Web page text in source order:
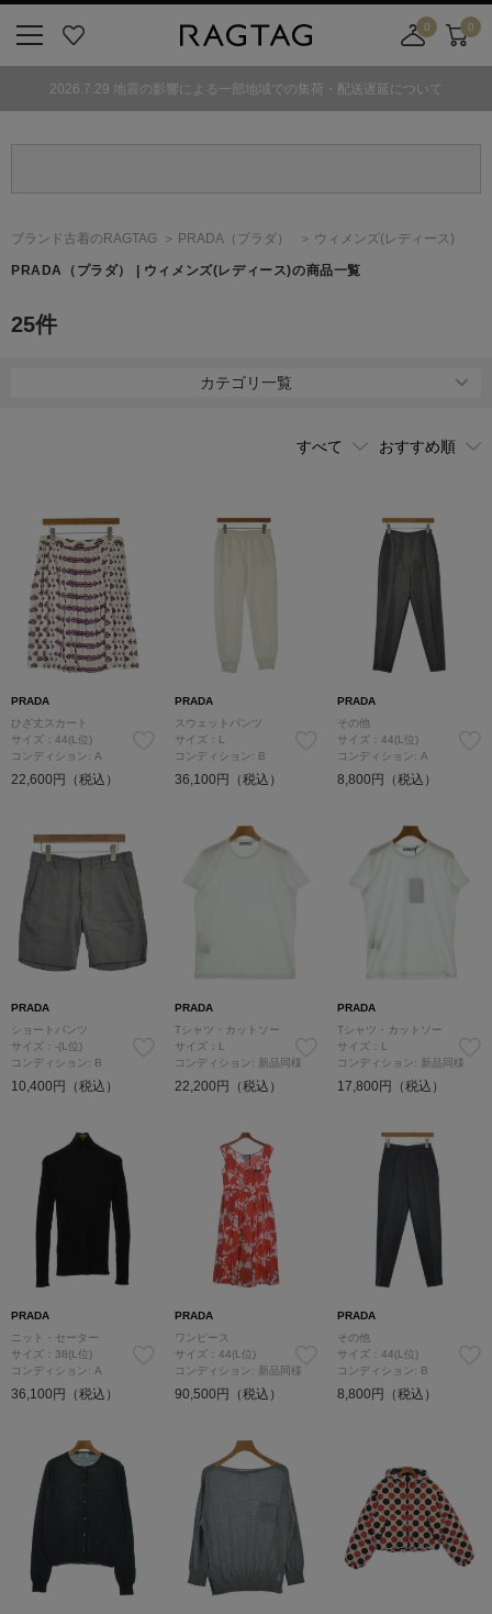
気
0
舗
カ
ト
0
2026.7.29 地震の影響による一部地域での集荷・配送遅延について
ブランド古着のRAGTAG PRADA （プラダ） ウィメンズ(レディース)
PRADA （プラダ） | ウィメンズ(レディース)の商品一覧
25件
カテゴリ一覧
PRADA
ひざ丈スカート
サイズ：44(L位)
コンディション: A
22,600円（税込）
PRADA
スウェットパンツ
サイズ：L
コンディション: B
36,100円（税込）
PRADA
その他
サイズ：44(L位)
コンディション: A
8,800円（税込）
PRADA
ショートパンツ
サイズ：-(L位)
コンディション: B
10,400円（税込）
PRADA
Tシャツ・カットソー
サイズ：L
コンディション: 新品同様
22,200円（税込）
PRADA
Tシャツ・カットソー
サイズ：L
コンディション: 新品同様
17,800円（税込）
PRADA
ニット・セーター
サイズ：38(L位)
コンディション: A
36,100円（税込）
PRADA
ワンピース
サイズ：44(L位)
コンディション: 新品同様
90,500円（税込）
PRADA
その他
サイズ：44(L位)
コンディション: B
8,800円（税込）